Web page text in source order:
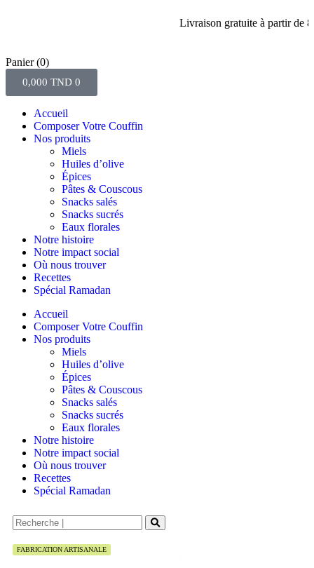
Livraison gratuite à partir de 80
Panier (0)
0,000 TND 0
Accueil
Composer Votre Couffin
Nos produits
Miels
Huiles d’olive
Épices
Pâtes & Couscous
Snacks salés
Snacks sucrés
Eaux florales
Notre histoire
Notre impact social
Où nous trouver
Recettes
Spécial Ramadan
Accueil
Composer Votre Couffin
Nos produits
Miels
Huiles d’olive
Épices
Pâtes & Couscous
Snacks salés
Snacks sucrés
Eaux florales
Notre histoire
Notre impact social
Où nous trouver
Recettes
Spécial Ramadan
FABRICATION ARTISANALE